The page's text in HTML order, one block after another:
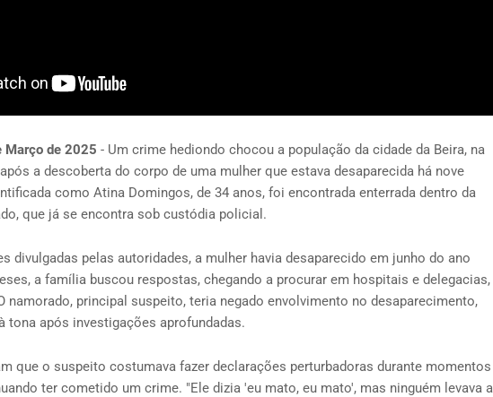
Março de 2025 - Um crime hediondo chocou a população da cidade da Beira, na
a descoberta do corpo de uma mulher que estava desaparecida há nove
como Atina Domingos, de 34 anos, foi encontrada enterrada dentro da
que já se encontra sob custódia policial.
divulgadas pelas autoridades, a mulher havia desaparecido em junho do ano
a família buscou respostas, chegando a procurar em hospitais e delegacias,
namorado, principal suspeito, teria negado envolvimento no desaparecimento,
tona após investigações aprofundadas.
que o suspeito costumava fazer declarações perturbadoras durante momentos
ter cometido um crime. "Ele dizia 'eu mato, eu mato', mas ninguém levava a